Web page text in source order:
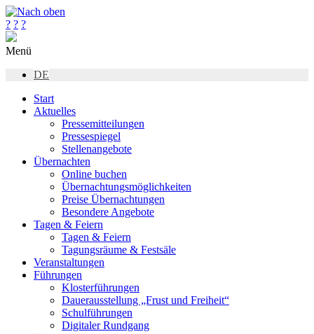
? ? ?
Menü
DE
Start
Aktuelles
Pressemitteilungen
Pressespiegel
Stellenangebote
Übernachten
Online buchen
Übernachtungsmöglichkeiten
Preise Übernachtungen
Besondere Angebote
Tagen & Feiern
Tagen & Feiern
Tagungsräume & Festsäle
Veranstaltungen
Führungen
Klosterführungen
Dauerausstellung „Frust und Freiheit“
Schulführungen
Digitaler Rundgang